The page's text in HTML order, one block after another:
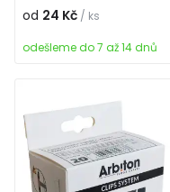
od 24 Kč / ks
odešleme do 7 až 14 dnů